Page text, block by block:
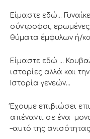
Είμαστε εδώ…
σύντροφοι,
θύματα έμφυλων ή/
Είμαστε εδώ …
ιστορίες αλλά και
Ιστορία γενεών…
Έχουμε επιβιώσει
απέναντι σε ένα
–αυτό της